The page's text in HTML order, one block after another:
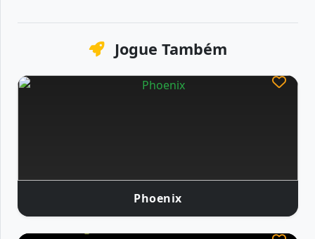
Jogue Também
Phoenix